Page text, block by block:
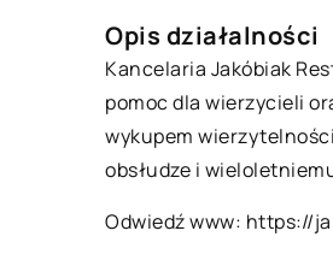
Opis działalności
Kancelaria Jakóbiak
pomoc dla wierzycieli
wykupem
obsłudze i
Odwiedź www: https://